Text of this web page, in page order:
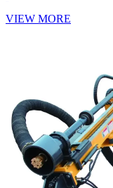
VIEW MORE